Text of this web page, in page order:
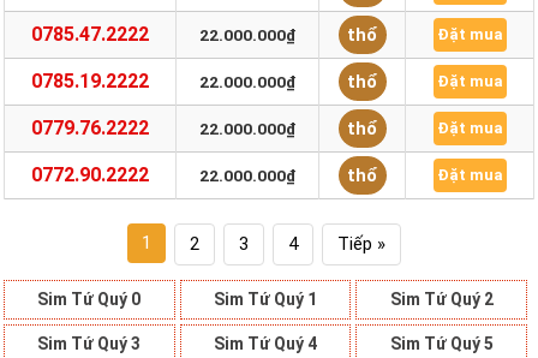
0785.47.2222 22.000.000₫ thổ Đặt mua
0785.19.2222 22.000.000₫ thổ Đặt mua
0779.76.2222 22.000.000₫ thổ Đặt mua
0772.90.2222 22.000.000₫ thổ Đặt mua
1 2 3 4 Tiếp »
Sim Tứ Quý 0 Sim Tứ Quý 1 Sim Tứ Quý 2
Sim Tứ Quý 3 Sim Tứ Quý 4 Sim Tứ Quý 5